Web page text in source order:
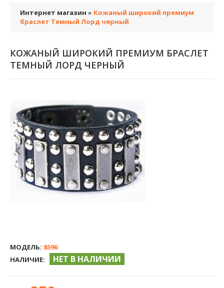
Интернет магазин » Кожаный широкий премиум
браслет Темный Лорд черный
КОЖАНЫЙ ШИРОКИЙ ПРЕМИУМ БРАСЛЕТ
ТЕМНЫЙ ЛОРД ЧЕРНЫЙ
МОДЕЛЬ: 8596
НАЛИЧИЕ:
НЕТ В НАЛИЧИИ